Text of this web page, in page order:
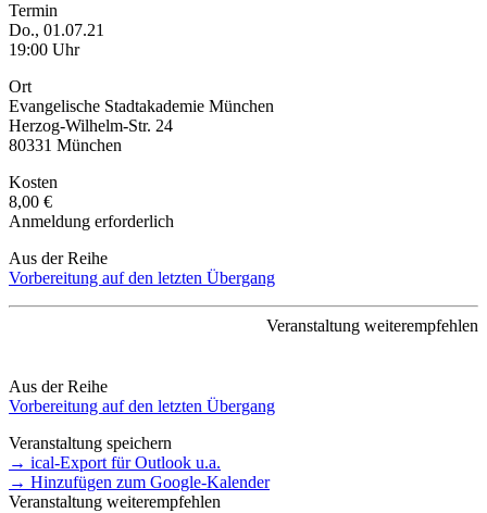
Termin
Do., 01.07.21
19:00 Uhr
Ort
Evangelische Stadtakademie München
Herzog-Wilhelm-Str. 24
80331 München
Kosten
8,00 €
Anmeldung erforderlich
Aus der Reihe
Vorbereitung auf den letzten Übergang
Veranstaltung weiterempfehlen
Aus der Reihe
Vorbereitung auf den letzten Übergang
Veranstaltung speichern
→ ical-Export für Outlook u.a.
→ Hinzufügen zum Google-Kalender
Veranstaltung weiterempfehlen